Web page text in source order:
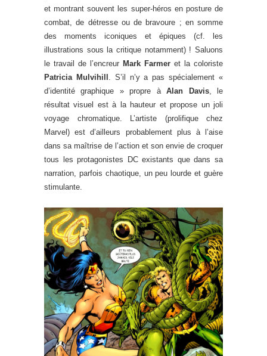
et montrant souvent les super-héros en posture de
combat, de détresse ou de bravoure ; en somme
des moments iconiques et épiques (cf. les
illustrations sous la critique notamment) ! Saluons
le travail de l’encreur Mark Farmer et la coloriste
Patricia Mulvihill
. S’il n’y a pas spécialement «
d’identité graphique » propre àAlan Davis, le
résultat visuel est à la hauteur et propose un joli
voyage chromatique. L’artiste (prolifique chez
Marvel) est d’ailleurs probablement plus à l’aise
dans sa maîtrise de l’action et son envie de croquer
tous les protagonistes DC existants que dans sa
narration, parfois chaotique, un peu lourde et guère
stimulante.